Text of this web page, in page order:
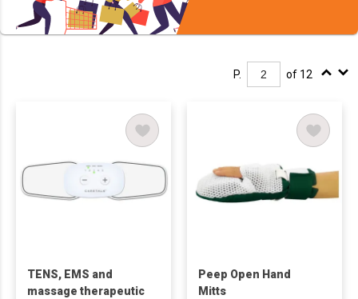
P. of 12
TENS, EMS and
massage therapeutic
Peep Open Hand
Mitts